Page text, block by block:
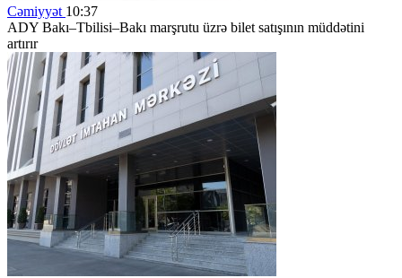
Cəmiyyət 10:37
ADY Bakı–Tbilisi–Bakı marşrutu üzrə bilet satışının müddətini
artırır